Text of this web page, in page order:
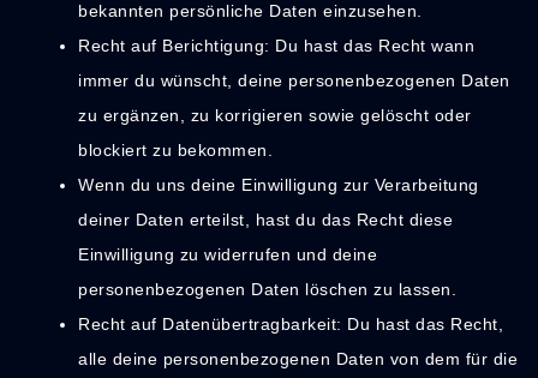
bekannten persönliche Daten einzusehen.
Recht auf Berichtigung: Du hast das Recht wann
immer du wünscht, deine personenbezogenen Daten
zu ergänzen, zu korrigieren sowie gelöscht oder
blockiert zu bekommen.
Wenn du uns deine Einwilligung zur Verarbeitung
deiner Daten erteilst, hast du das Recht diese
Einwilligung zu widerrufen und deine
personenbezogenen Daten löschen zu lassen.
Recht auf Datenübertragbarkeit: Du hast das Recht,
alle deine personenbezogenen Daten von dem für die